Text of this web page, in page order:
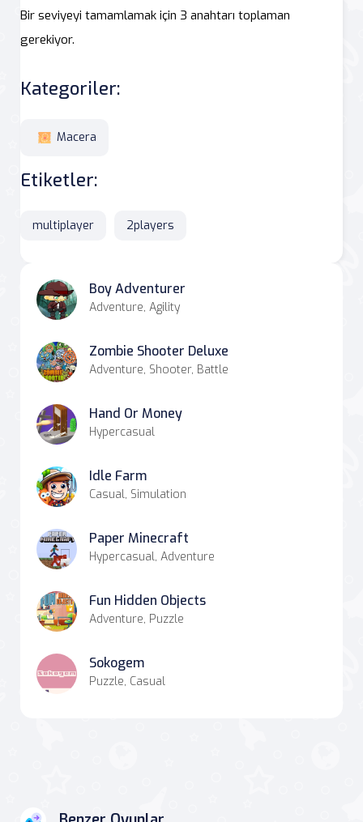
Bir seviyeyi tamamlamak için 3 anahtarı toplaman
gerekiyor.
Kategoriler:
Macera
Etiketler:
multiplayer 2players
Boy Adventurer
Adventure, Agility
Zombie Shooter Deluxe
Adventure, Shooter, Battle
Hand Or Money
Hypercasual
Idle Farm
Casual, Simulation
Paper Minecraft
Hypercasual, Adventure
Fun Hidden Objects
Adventure, Puzzle
Sokogem
Puzzle, Casual